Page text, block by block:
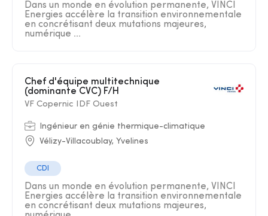
Dans un monde en évolution permanente, VINCI
Energies accélère la transition environnementale
en concrétisant deux mutations majeures,
numérique ...
Chef d'équipe multitechnique
(dominante CVC) F/H
VF Copernic IDF Ouest
Ingénieur en génie thermique-climatique
Vélizy-Villacoublay, Yvelines
CDI
Dans un monde en évolution permanente, VINCI
Energies accélère la transition environnementale
en concrétisant deux mutations majeures,